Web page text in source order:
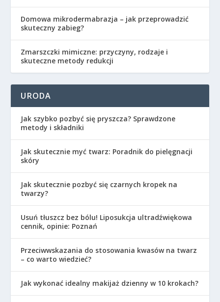
Domowa mikrodermabrazja – jak przeprowadzić
skuteczny zabieg?
Zmarszczki mimiczne: przyczyny, rodzaje i
skuteczne metody redukcji
URODA
Jak szybko pozbyć się pryszcza? Sprawdzone
metody i składniki
Jak skutecznie myć twarz: Poradnik do pielęgnacji
skóry
Jak skutecznie pozbyć się czarnych kropek na
twarzy?
Usuń tłuszcz bez bólu! Liposukcja ultradźwiękowa
cennik, opinie: Poznań
Przeciwwskazania do stosowania kwasów na twarz
– co warto wiedzieć?
Jak wykonać idealny makijaż dzienny w 10 krokach?